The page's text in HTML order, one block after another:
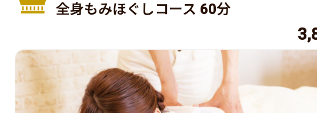
全身もみほぐしコース 60分